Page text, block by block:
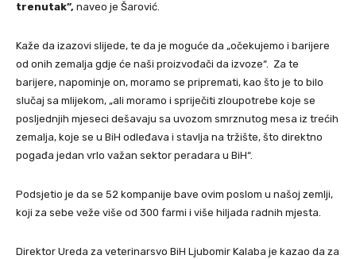
trenutak”, naveo je Šarović.
Kaže da izazovi slijede, te da je moguće da „očekujemo i barijere
od onih zemalja gdje će naši proizvođači da izvoze“. Za te
barijere, napominje on, moramo se pripremati, kao što je to bilo
slučaj sa mlijekom, „ali moramo i spriječiti zloupotrebe koje se
posljednjih mjeseci dešavaju sa uvozom smrznutog mesa iz trećih
zemalja, koje se u BiH odleđava i stavlja na tržište, što direktno
pogađa jedan vrlo važan sektor peradara u BiH“.
Podsjetio je da se 52 kompanije bave ovim poslom u našoj zemlji,
koji za sebe veže više od 300 farmi i više hiljada radnih mjesta.
Direktor Ureda za veterinarsvo BiH Ljubomir Kalaba je kazao da za